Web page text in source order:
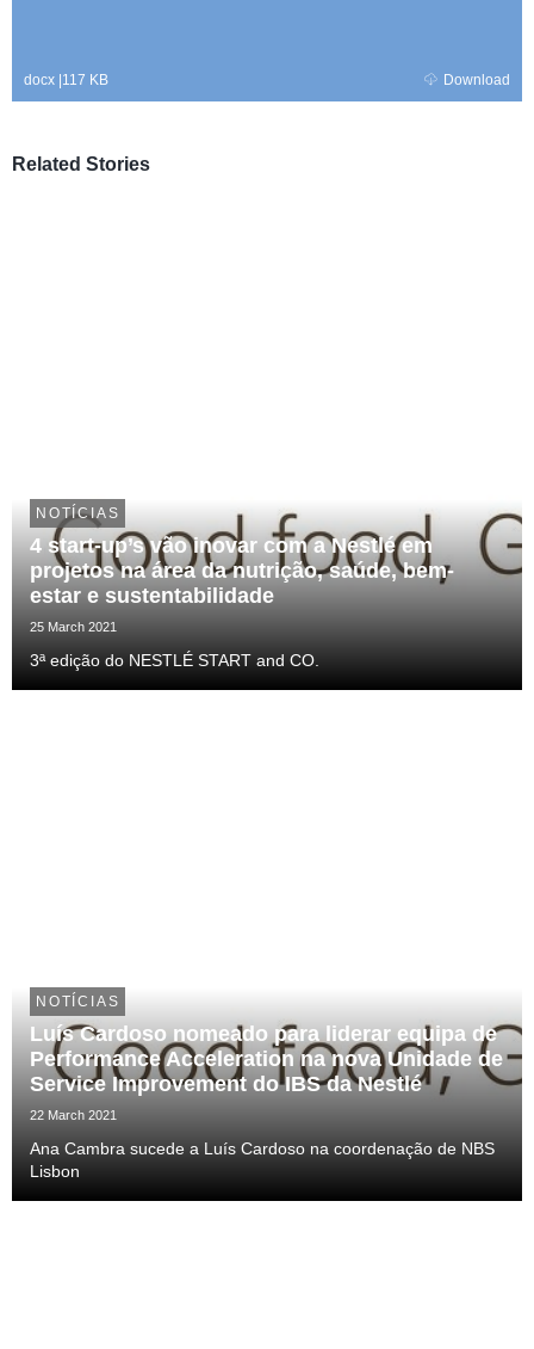
docx |117 KB Download
Related Stories
NOTÍCIAS
4 start-up’s vão inovar com a Nestlé em
projetos na área da nutrição, saúde, bem-
estar e sustentabilidade
25 March 2021
3ª edição do NESTLÉ START and CO.
NOTÍCIAS
Luís Cardoso nomeado para liderar equipa de
Performance Acceleration na nova Unidade de
Service Improvement do IBS da Nestlé
22 March 2021
Ana Cambra sucede a Luís Cardoso na coordenação de NBS
Lisbon